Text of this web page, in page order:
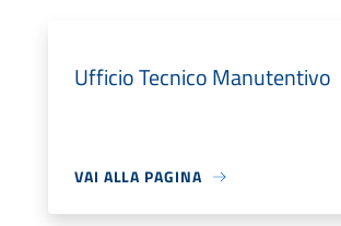
Ufficio Tecnico Manutentivo
VAI ALLA PAGINA